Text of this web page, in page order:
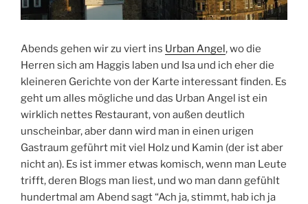
Abends gehen wir zu viert ins Urban Angel, wo die
Herren sich am Haggis laben und Isa und ich eher die
kleineren Gerichte von der Karte interessant finden. Es
geht um alles mögliche und das Urban Angel ist ein
wirklich nettes Restaurant, von außen deutlich
unscheinbar, aber dann wird man in einen urigen
Gastraum geführt mit viel Holz und Kamin (der ist aber
nicht an). Es ist immer etwas komisch, wenn man Leute
trifft, deren Blogs man liest, und wo man dann gefühlt
hundertmal am Abend sagt “Ach ja, stimmt, hab ich ja